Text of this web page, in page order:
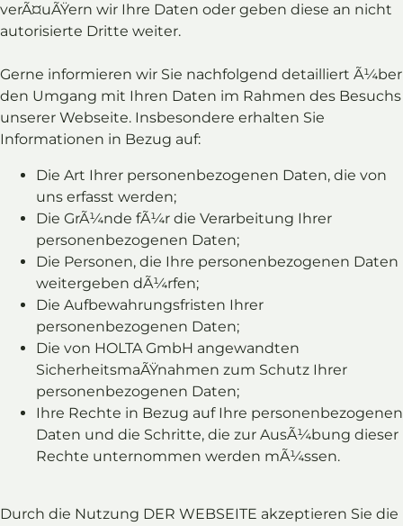
verÃ¤uÃŸern wir Ihre Daten oder geben diese an nicht
autorisierte Dritte weiter.
Gerne informieren wir Sie nachfolgend detailliert Ã¼ber
den Umgang mit Ihren Daten im Rahmen des Besuchs
unserer Webseite. Insbesondere erhalten Sie
Informationen in Bezug auf:
Die Art Ihrer personenbezogenen Daten, die von
uns erfasst werden;
Die GrÃ¼nde fÃ¼r die Verarbeitung Ihrer
personenbezogenen Daten;
Die Personen, die Ihre personenbezogenen Daten
weitergeben dÃ¼rfen;
Die Aufbewahrungsfristen Ihrer
personenbezogenen Daten;
Die von HOLTA GmbH angewandten
SicherheitsmaÃŸnahmen zum Schutz Ihrer
personenbezogenen Daten;
Ihre Rechte in Bezug auf Ihre personenbezogenen
Daten und die Schritte, die zur AusÃ¼bung dieser
Rechte unternommen werden mÃ¼ssen.
Durch die Nutzung DER WEBSEITE akzeptieren Sie die